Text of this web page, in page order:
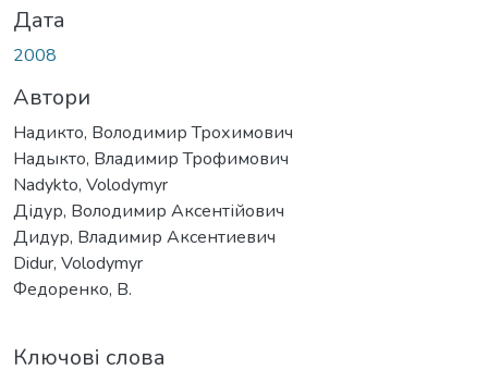
Дата
2008
Автори
Надикто, Володимир Трохимович
Надыкто, Владимир Трофимович
Nadykto, Volodymyr
Дідур, Володимир Аксентійович
Дидур, Владимир Аксентиевич
Didur, Volodymyr
Федоренко, В.
Ключові слова